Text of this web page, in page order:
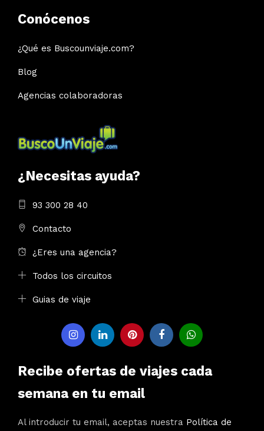
Conócenos
¿Qué es Buscounviaje.com?
Blog
Agencias colaboradoras
¿Necesitas ayuda?
93 300 28 40
Contacto
¿Eres una agencia?
Todos los circuitos
Guias de viaje
Recibe ofertas de viajes cada
semana en tu email
Al introducir tu email, aceptas nuestra Política de